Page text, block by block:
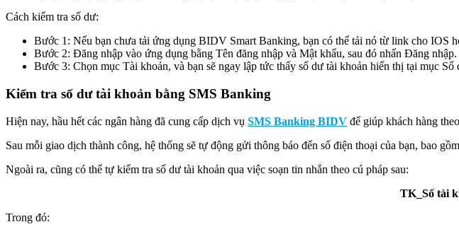
Cách kiểm tra số dư:
Bước 1: Nếu bạn chưa tải ứng dụng BIDV Smart Banking, bạn có thể tải nó từ link cho IOS
Bước 2: Đăng nhập vào ứng dụng bằng Tên đăng nhập và Mật khẩu, sau đó nhấn Đăng nhập.
Bước 3: Chọn mục Tài khoản, và bạn sẽ ngay lập tức thấy số dư tài khoản hiển thị tại mục Số
Kiểm tra số dư tài khoản bằng SMS Banking
Hiện nay, hầu hết các ngân hàng đã cung cấp dịch vụ SMS Banking BIDV để giúp khách hàng
Sau mỗi giao dịch thành công, hệ thống sẽ tự động gửi thông báo đến số điện thoại của bạn, bao
Ngoài ra, cũng có thể tự kiểm tra số dư tài khoản qua việc soạn tin nhắn theo cú pháp sau:
TK_Số tài
Trong đó: